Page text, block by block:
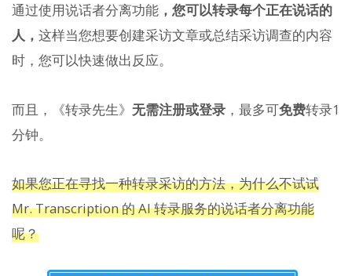
通过使用说话者分离功能 ，您可以转录每个正在说话的
人， 这样当您想要创建采访文章或总结采访调查的内容
时，您可以快速做出反应。
而且，《转录先生》 无需注册或登录 ，最多可免费转录1
分钟。
如果您正在寻找一种转录采访的方法，为什么不试试
Mr. Transcription 的 AI 转录服务的说话者分离功能
呢？